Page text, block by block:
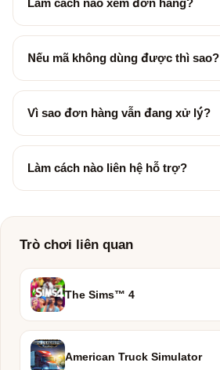
Làm cách nào xem đơn hàng?
Nếu mã không dùng được thì sao?
Vì sao đơn hàng vẫn đang xử lý?
Làm cách nào liên hệ hỗ trợ?
Trò chơi liên quan
The Sims™ 4
American Truck Simulator